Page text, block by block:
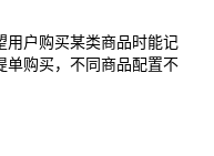
用户购买某类商品时能记
单购买，不同商品配置不